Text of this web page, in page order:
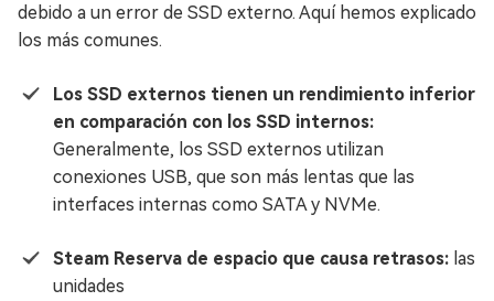
debido a un error de SSD externo. Aquí hemos explicado
los más comunes.
Los SSD externos tienen un rendimiento inferior
en comparación con los SSD internos:
Generalmente, los SSD externos utilizan
conexiones USB, que son más lentas que las
interfaces internas como SATA y NVMe.
Steam Reserva de espacio que causa retrasos: las
unidades